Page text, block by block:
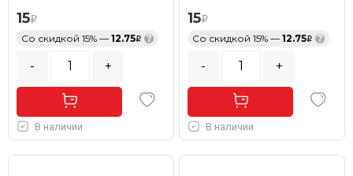
15
Со скидкой 15% — 12.75 ?
- +
В наличии
15
Со скидкой 15% — 12.75 ?
- +
В наличии